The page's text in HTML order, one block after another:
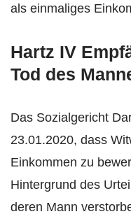
als einmaliges
Hartz IV
Tod des
Das Sozialgericht
23.01.2020, dass
Einkommen zu
Hintergrund des
deren Mann